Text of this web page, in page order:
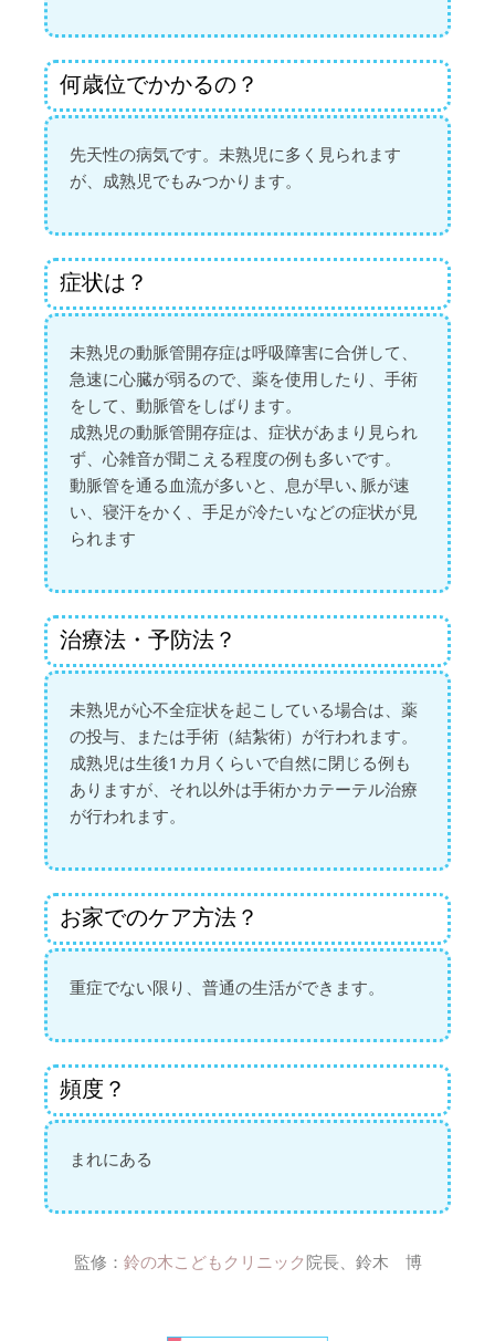
何歳位でかかるの？
先天性の病気です。未熟児に多く見られます
が、成熟児でもみつかります。
症状は？
未熟児の動脈管開存症は呼吸障害に合併して、
急速に心臓が弱るので、薬を使用したり、手術
をして、動脈管をしばります。
成熟児の動脈管開存症は、症状があまり見られ
ず、心雑音が聞こえる程度の例も多いです。
動脈管を通る血流が多いと、息が早い､脈が速
い、寝汗をかく、手足が冷たいなどの症状が見
られます
治療法・予防法？
未熟児が心不全症状を起こしている場合は、薬
の投与、または手術（結紮術）が行われます。
成熟児は生後1カ月くらいで自然に閉じる例も
ありますが、それ以外は手術かカテーテル治療
が行われます。
お家でのケア方法？
重症でない限り、普通の生活ができます。
頻度？
まれにある
監修： 鈴の木こどもクリニック 院長、鈴木 博